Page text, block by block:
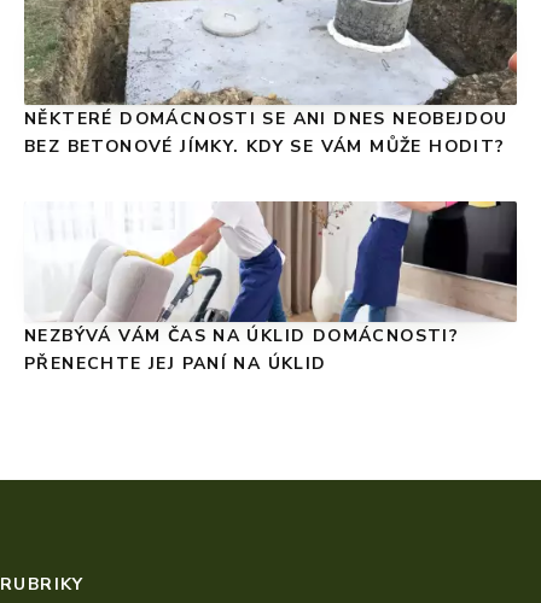
NĚKTERÉ DOMÁCNOSTI SE ANI DNES NEOBEJDOU
BEZ BETONOVÉ JÍMKY. KDY SE VÁM MŮŽE HODIT?
NEZBÝVÁ VÁM ČAS NA ÚKLID DOMÁCNOSTI?
PŘENECHTE JEJ PANÍ NA ÚKLID
RUBRIKY